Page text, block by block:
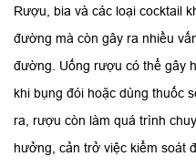
Rượu, bia và các loại cocktail
đường mà còn gây ra nhiều
đường. Uống rượu có thể gây
khi bụng đói hoặc dùng thuốc
ra, rượu còn làm quá trình
hưởng, cản trở việc kiểm soát